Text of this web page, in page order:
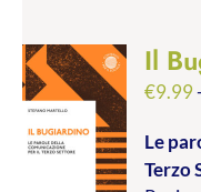
Il
€9.99-
Le
Terzo